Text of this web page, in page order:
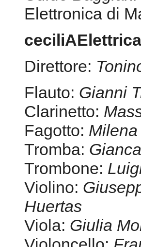
Flauto:Gianni
Clarinetto:
Fagotto:
Tromba:
Trombone:
Violino:
Huertas
Viola:Giulia
Violoncello:
Pianoforte:
Percussione:
Live
Regia del